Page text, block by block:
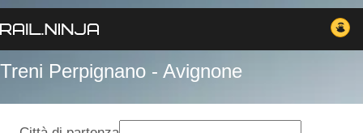
Treni Perpignano - Avignone